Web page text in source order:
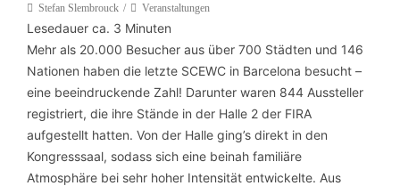
Stefan Slembrouck Veranstaltungen
Lesedauer ca. 3 Minuten
Mehr als 20.000 Besucher aus über 700 Städten und 146
Nationen haben die letzte SCEWC in Barcelona besucht –
eine beeindruckende Zahl! Darunter waren 844 Aussteller
registriert, die ihre Stände in der Halle 2 der FIRA
aufgestellt hatten. Von der Halle ging’s direkt in den
Kongresssaal, sodass sich eine beinah familiäre
Atmosphäre bei sehr hoher Intensität entwickelte. Aus